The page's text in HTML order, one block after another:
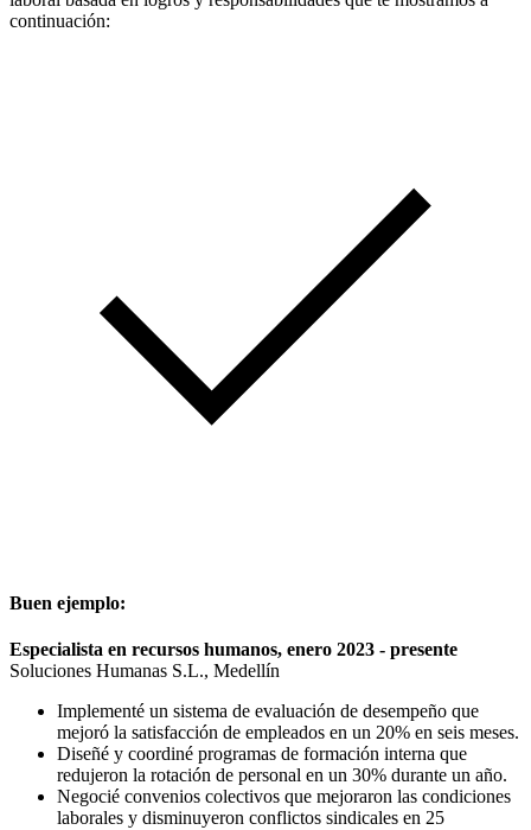
continuación:
Buen ejemplo:
Especialista en recursos humanos, enero 2023 - presente
Soluciones Humanas S.L., Medellín
Implementé un sistema de evaluación de desempeño que
mejoró la satisfacción de empleados en un 20% en seis meses.
Diseñé y coordiné programas de formación interna que
redujeron la rotación de personal en un 30% durante un año.
Negocié convenios colectivos que mejoraron las condiciones
laborales y disminuyeron conflictos sindicales en 25